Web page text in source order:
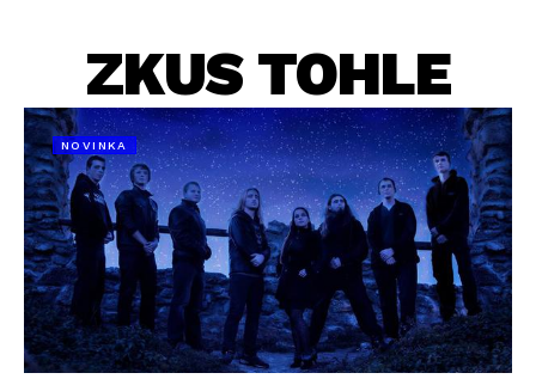
ZKUS TOHLE
NOVINKA